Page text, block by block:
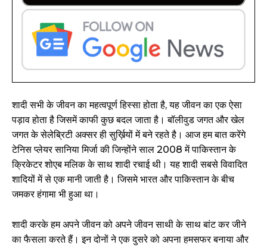
शादी सभी के जीवन का महत्वपूर्ण हिस्सा होता है, यह जीवन का एक ऐसा
पड़ाव होता है जिसमें काफी कुछ बदल जाता है। बॉलीवुड जगत और खेल
जगत के सेलेब्रिटी अक्सर ही सुर्ख़ियों में बने रहते है। आज हम बात करेंगे
टेनिस प्लेयर सानिया मिर्जा की जिन्होंने साल 2008 में पाकिस्तान के
क्रिकेटर शोएब मलिक के साथ शादी रचाई थी। यह शादी सबसे विवादित
शादियों में से एक मानी जाती है। जिसमे भारत और पाकिस्तान के बीच
जमकर हंगामा भी हुआ था।
शादी करके हम अपने जीवन को अपने जीवन साथी के साथ बांट कर जीने
का फैसला करते हैं। इन दोनों ने एक दुसरे को अपना हमसफर बनाया और